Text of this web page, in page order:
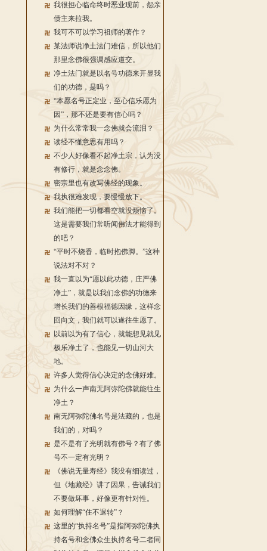
我很担心临命终时恶业现前，怨亲
债主来拉我。
我可不可以学习祖师的著作？
某法师说净土法门难信，所以他们
那里念佛很强调感应道交。
净土法门就是以名号功德来开显我
们的功德，是吗？
“本愿名号正定业，至心信乐愿为
因”，那不还是要有信心吗？
为什么常常我一念佛就会流泪？
读经不懂意思有用吗？
不少人好像看不起净土宗，认为没
有修行，就是念念佛。
密宗里也有改写佛经的现象。
我执很难发现，要慢慢放下。
我们能把一切都看空就没烦恼了。
这是需要我们常听闻佛法才能得到
的吧？
“平时不烧香，临时抱佛脚。”这种
说法对不对？
我一直以为“愿以此功德，庄严佛
净土”，就是以我们念佛的功德来
增长我们的善根福德因缘，这样念
回向文，我们就可以遂往生愿了。
以前以为有了信心，就能想见就见
极乐净土了，也能见一切山河大
地。
许多人觉得信心决定的念佛好难。
为什么一声南无阿弥陀佛就能往生
净土？
南无阿弥陀佛名号是法藏的，也是
我们的，对吗？
是不是有了光明就有佛号？有了佛
号不一定有光明？
《佛说无量寿经》我没有细读过，
但《地藏经》讲了因果，告诫我们
不要做坏事，好像更有针对性。
如何理解“住不退转”？
这里的“执持名号”是指阿弥陀佛执
持名号和念佛众生执持名号二者同